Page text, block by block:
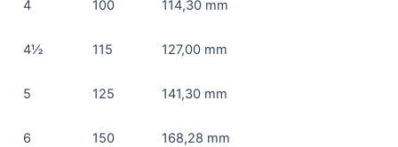
4 100 114,30 mm
4½ 115 127,00 mm
5 125 141,30 mm
6 150 168,28 mm